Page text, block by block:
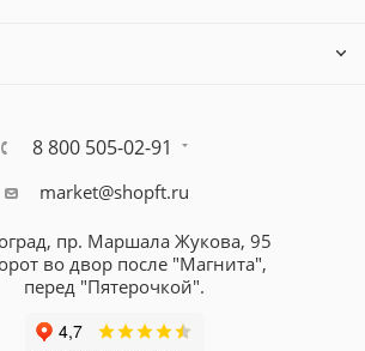
8 800 505-02-91
market@shopft.ru
пр. Маршала Жукова, 95
во двор после "Магнита",
перед "Пятерочкой".